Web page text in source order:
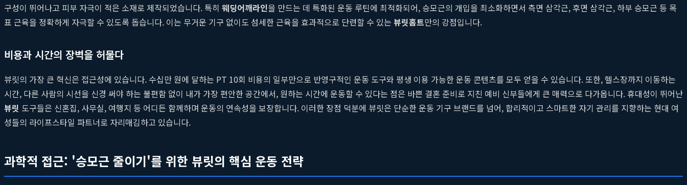
구성이 뛰어나고 피부 자극이 적은 소재로 제작되었습니다. 특히 웨딩어깨라인을 만드는 데 특화된 운동 루틴에 최적화되어, 승모근의 개입을 최소화하면서 측면 삼각근, 후면 삼각근, 하부 승모근 등 목
표 근육을 정확하게 자극할 수 있도록 돕습니다. 이는 무거운 기구 없이도 섬세한 근육을 효과적으로 단련할 수 있는 뷰릿홈트만의 강점입니다.
비용과 시간의 장벽을 허물다
뷰릿의 가장 큰 혁신은 접근성에 있습니다. 수십만 원에 달하는 PT 10회 비용의 일부만으로 반영구적인 운동 도구와 평생 이용 가능한 운동 콘텐츠를 모두 얻을 수 있습니다. 또한, 헬스장까지 이동하는
시간, 다른 사람의 시선을 신경 써야 하는 불편함 없이 내가 가장 편안한 공간에서, 원하는 시간에 운동할 수 있다는 점은 바쁜 결혼 준비로 지친 예비 신부들에게 큰 매력으로 다가옵니다. 휴대성이 뛰어난
뷰릿 도구들은 신혼집, 사무실, 여행지 등 어디든 함께하며 운동의 연속성을 보장합니다. 이러한 장점 덕분에 뷰릿은 단순한 운동 기구 브랜드를 넘어, 합리적이고 스마트한 자기 관리를 지향하는 현대 여
성들의 라이프스타일 파트너로 자리매김하고 있습니다.
과학적 접근: '승모근 줄이기'를 위한 뷰릿의 핵심 운동 전략